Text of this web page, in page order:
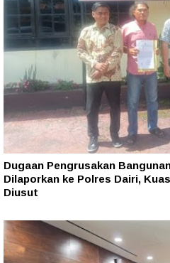
Dugaan Pengrusakan
Dilaporkan ke Polres Dairi,
Diusut